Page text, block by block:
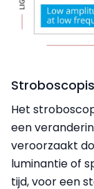
Het
een
veroorzaakt
luminantie of
tijd, voor een